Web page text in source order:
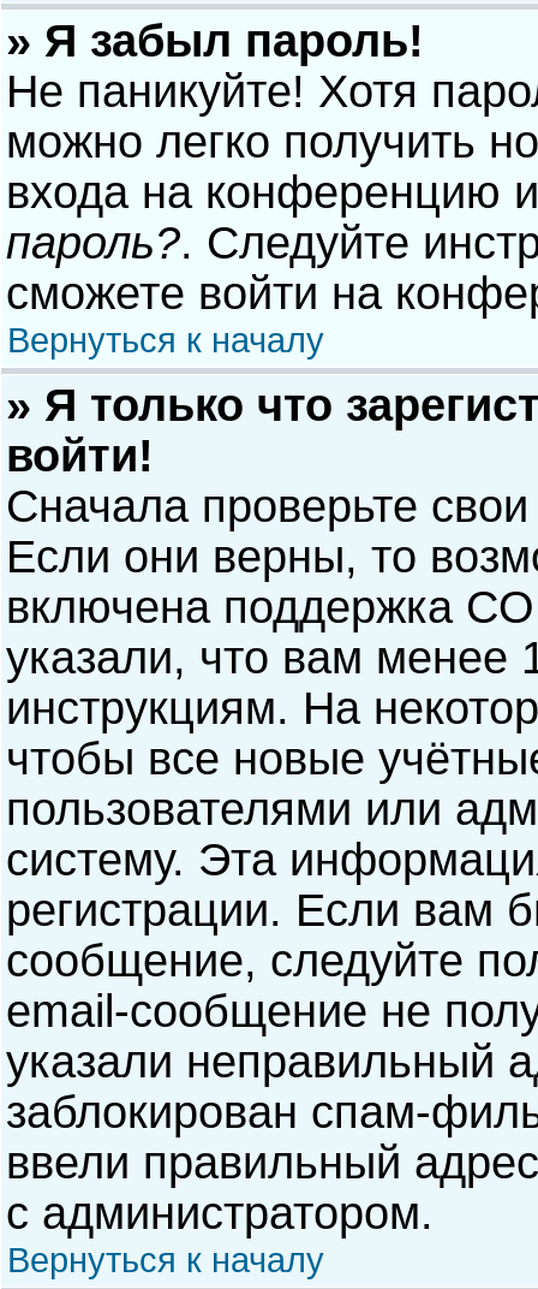
» Я забыл пароль!
Не паникуйте! Хотя
можно легко получить
входа на конференцию
пароль?. Следуйте
сможете войти на
Вернуться к началу
» Я только что
войти!
Сначала проверьте
Если они верны, то
включена поддержка
указали, что вам менее
инструкциям. На
чтобы все новые
пользователями или
систему. Эта
регистрации. Если вам
сообщение, следуйте
email-сообщение не
указали неправильный
заблокирован спам-
ввели правильный
с администратором.
Вернуться к началу